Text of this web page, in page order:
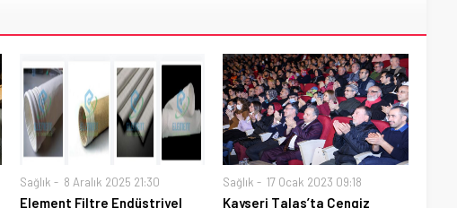
Sağlık 8 Aralık 2025 21:30
Element Filtre Endüstriyel
Sağlık 17 Ocak 2023 09:18
Kayseri Talas’ta Cengiz